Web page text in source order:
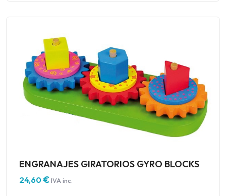
ENGRANAJES GIRATORIOS GYRO BLOCKS
24,60€IVA inc.